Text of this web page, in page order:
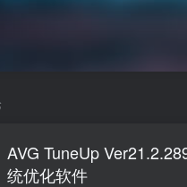
AVG TuneUp
统优化软件